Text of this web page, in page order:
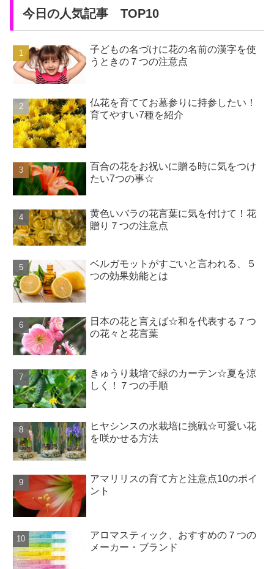
今日の人気記事 TOP10
子どもの名づけに花の名前の漢字を使
うときの７つの注意点
仏花を育ててお墓参りに持参したい！
育てやすい7種を紹介
百合の花をお祝いに贈る時に気をつけ
たい7つの事☆
黄色いバラの花言葉に気を付けて！花
贈り７つの注意点
ベルガモットがすごいと言われる、５
つの効果効能とは
日本の花と言えば☆和を代表する７つ
の花々と花言葉
きゅうり栽培で緑のカーテン☆夏を涼
しく！７つの手順
ヒヤシンスの水栽培に挑戦☆可愛い花
を咲かせる方法
アマリリスの育て方と注意点10のポイ
ント
アロマスティック、おすすめの７つの
メーカー・ブランド